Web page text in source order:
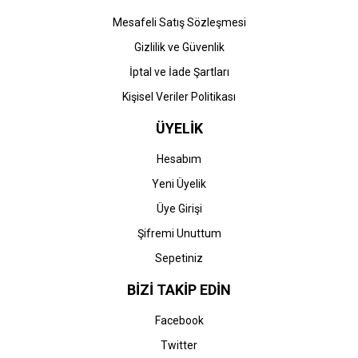
Mesafeli Satış Sözleşmesi
Gizlilik ve Güvenlik
İptal ve İade Şartları
Kişisel Veriler Politikası
ÜYELİK
Hesabım
Yeni Üyelik
Üye Girişi
Şifremi Unuttum
Sepetiniz
BİZİ TAKİP EDİN
Facebook
Twitter